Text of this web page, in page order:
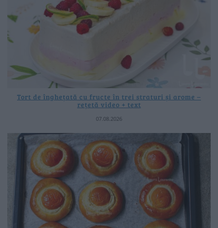
Tort de înghețată cu fructe în trei straturi și arome –
rețetă video + text
07.08.2026